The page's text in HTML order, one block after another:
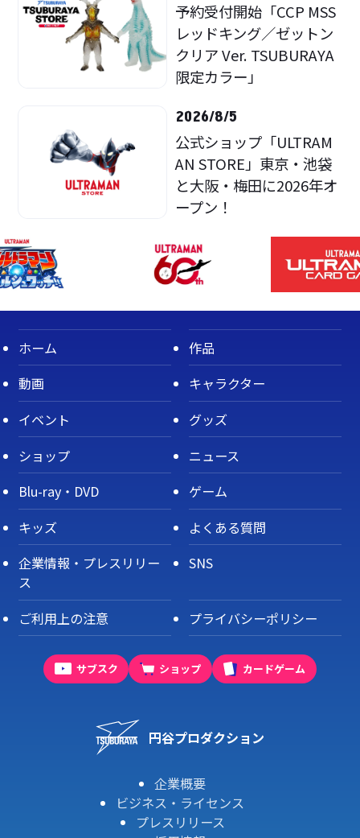
予約受付開始「CCP MSS
レッドキング／ゼットン
クリア Ver. TSUBURAYA
限定カラー」
2026/8/5
公式ショップ「ULTRAM
AN STORE」東京・池袋
と大阪・梅田に2026年オ
ープン！
ホーム
作品
動画
キャラクター
イベント
グッズ
ショップ
ニュース
Blu-ray・DVD
ゲーム
キッズ
よくある質問
企業情報・プレスリリー
ス
SNS
ご利用上の注意 プライバシーポリシー
サブスク ショップ カードゲーム
円谷プロダクション
企業概要
ビジネス・ライセンス
プレスリリース